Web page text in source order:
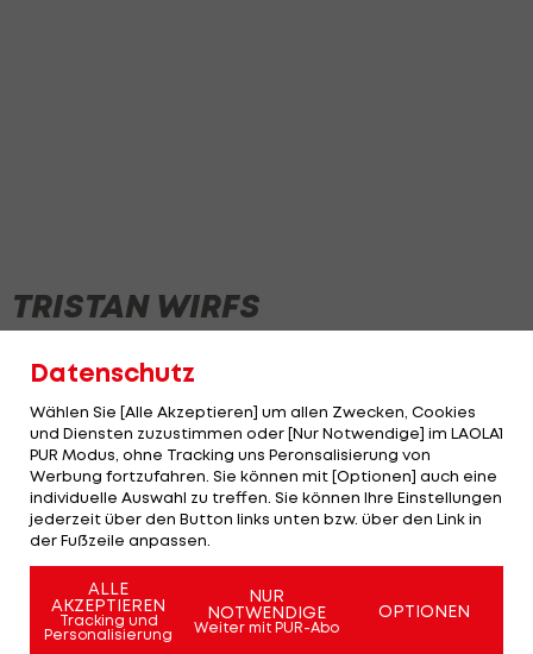
TRISTAN WIRFS
NEWS
Datenschutz
Wählen Sie [Alle Akzeptieren] um allen Zwecken, Cookies
und Diensten zuzustimmen oder [Nur Notwendige] im LAOLA1
PUR Modus, ohne Tracking uns Peronsalisierung von
Werbung fortzufahren. Sie können mit [Optionen] auch eine
individuelle Auswahl zu treffen. Sie können Ihre Einstellungen
jederzeit über den Button links unten bzw. über den Link in
der Fußzeile anpassen.
ALLE
AKZEPTIEREN
Tracking und
Personalisierung
NUR
NOTWENDIGE
Weiter mit PUR-Abo
OPTIONEN